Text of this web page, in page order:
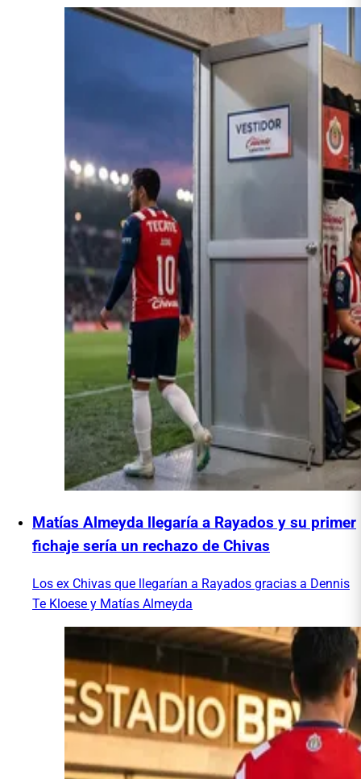
Matías Almeyda llegaría a Rayados y su primer
fichaje sería un rechazo de Chivas
Los ex Chivas que llegarían a Rayados gracias a Dennis
Te Kloese y Matías Almeyda